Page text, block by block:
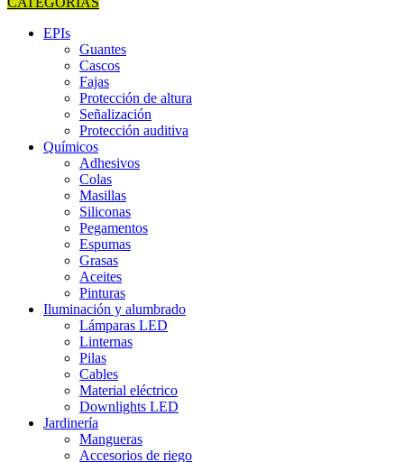
EPIs
Guantes
Cascos
Fajas
Protección de altura
Señalización
Protección auditiva
Químicos
Adhesivos
Colas
Masillas
Siliconas
Pegamentos
Espumas
Grasas
Aceites
Pinturas
Iluminación y alumbrado
Lámparas LED
Linternas
Pilas
Cables
Material eléctrico
Downlights LED
Jardinería
Mangueras
Accesorios de riego